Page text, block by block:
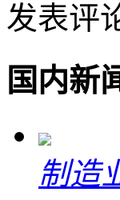
发表评
国内新
制造